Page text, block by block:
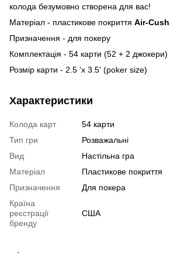
колода безумовно створена для вас!
Матеріал - пластикове покриття Air-
Призначення - для покеру
Комплектація - 54 карти (52 + 2 джокери)
Розмір карти - 2.5 'x 3.5' (poker size)
Характеристики
Колода карт
54 карти
Тип гри
Розважальні
Вид
Настільна гра
Матеріал
Пластикове покриття
Призначення
Для покера
Країна
реєстрації
бренду
США